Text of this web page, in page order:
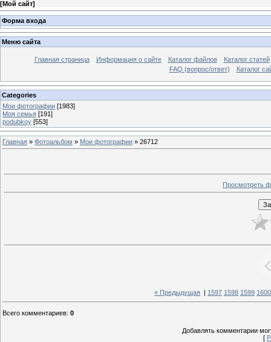
[Мой сайт]
Форма входа
Меню сайта
Главная страница Информация о сайте Каталог файлов
Каталог статей
FAQ (вопрос/ответ)
Каталог
Categories
Мои фотографии [1983]
Моя семья [191]
podubkoy [553]
Главная » Фотоальбом » Мои фотографии » 26712
Просмотреть
« Предыдущая 1597 1598 1599 1600
Всего комментариев: 0
Добавлять комментарии
[